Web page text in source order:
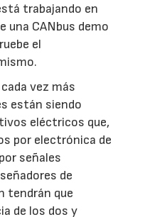
trabajando en
una CANbus demo
el
vez más
están siendo
eléctricos que,
por electrónica de
señales
de
tendrán que
de los dos y